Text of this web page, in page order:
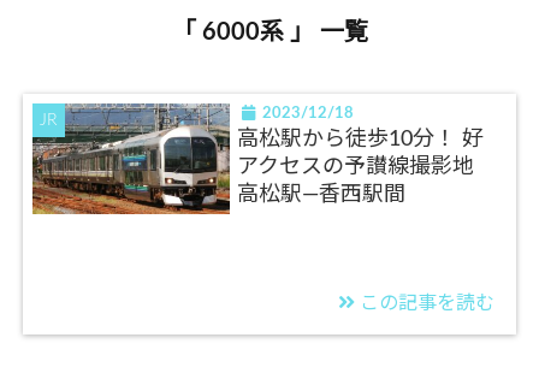
「 6000系 」 一覧
JR 2023/12/18
高松駅から徒歩10分！ 好
アクセスの予讃線撮影地
高松駅―香西駅間
この記事を読む